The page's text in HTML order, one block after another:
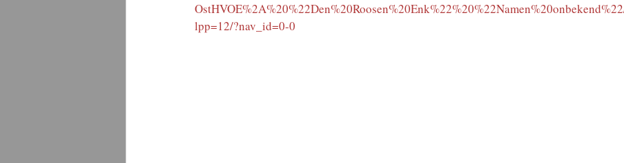
lpp=12/?nav_id=0-0